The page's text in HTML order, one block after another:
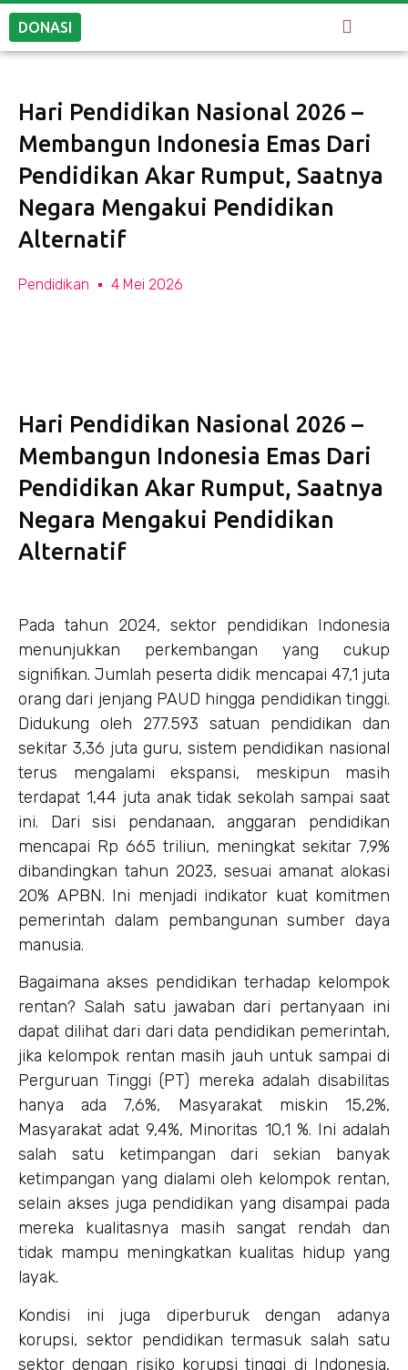
DONASI
Hari Pendidikan Nasional 2026 –
Membangun Indonesia Emas Dari
Pendidikan Akar Rumput, Saatnya
Negara Mengakui Pendidikan
Alternatif
Pendidikan 4 Mei 2026
Hari Pendidikan Nasional 2026 –
Membangun Indonesia Emas Dari
Pendidikan Akar Rumput, Saatnya
Negara Mengakui Pendidikan
Alternatif
Pada tahun 2024, sektor pendidikan Indonesia
menunjukkan perkembangan yang cukup
signifikan. Jumlah peserta didik mencapai 47,1 juta
orang dari jenjang PAUD hingga pendidikan tinggi.
Didukung oleh 277.593 satuan pendidikan dan
sekitar 3,36 juta guru, sistem pendidikan nasional
terus mengalami ekspansi, meskipun masih
terdapat 1,44 juta anak tidak sekolah sampai saat
ini. Dari sisi pendanaan, anggaran pendidikan
mencapai Rp 665 triliun, meningkat sekitar 7,9%
dibandingkan tahun 2023, sesuai amanat alokasi
20% APBN. Ini menjadi indikator kuat komitmen
pemerintah dalam pembangunan sumber daya
manusia.
Bagaimana akses pendidikan terhadap kelompok
rentan? Salah satu jawaban dari pertanyaan ini
dapat dilihat dari dari data pendidikan pemerintah,
jika kelompok rentan masih jauh untuk sampai di
Perguruan Tinggi (PT) mereka adalah disabilitas
hanya ada 7,6%, Masyarakat miskin 15,2%,
Masyarakat adat 9,4%, Minoritas 10,1 %. Ini adalah
salah satu ketimpangan dari sekian banyak
ketimpangan yang dialami oleh kelompok rentan,
selain akses juga pendidikan yang disampai pada
mereka kualitasnya masih sangat rendah dan
tidak mampu meningkatkan kualitas hidup yang
layak.
Kondisi ini juga diperburuk dengan adanya
korupsi, sektor pendidikan termasuk salah satu
sektor dengan risiko korupsi tinggi di Indonesia,